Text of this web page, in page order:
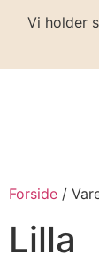
Vi holder
Forside /
Lilla